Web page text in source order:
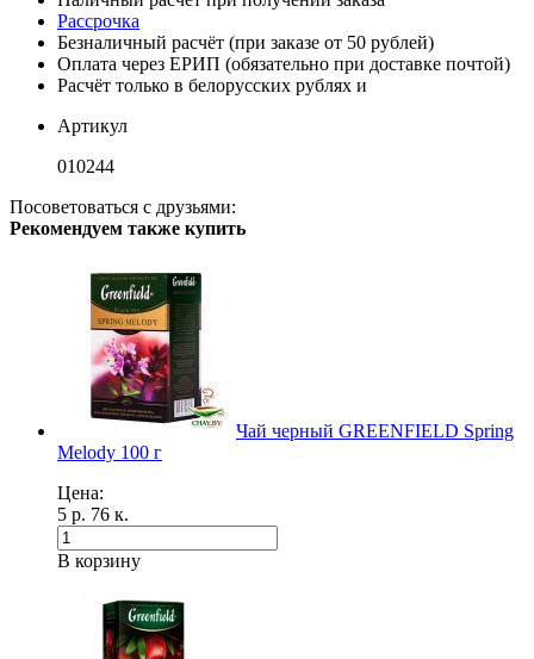
Рассрочка
Безналичный расчёт (при заказе от 50 рублей)
Оплата через ЕРИП (обязательно при доставке почтой)
Расчёт только в белорусских рублях и
Артикул
010244
Посоветоваться с друзьями:
Рекомендуем также купить
Чай черный GREENFIELD Spring
Melody 100 г
Цена:
5 р. 76 к.
В корзину